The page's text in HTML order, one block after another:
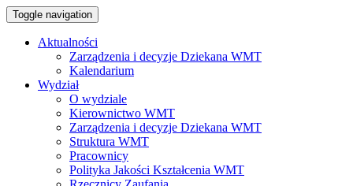
Toggle navigation
Aktualności
Zarządzenia i decyzje Dziekana WMT
Kalendarium
Wydział
O wydziale
Kierownictwo WMT
Zarządzenia i decyzje Dziekana WMT
Struktura WMT
Pracownicy
Polityka Jakości Kształcenia WMT